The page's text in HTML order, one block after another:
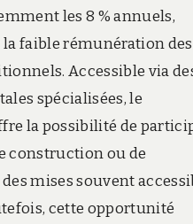
les 8 % annuels,
faible rémunération des
Accessible via
spécialisées, le
la possibilité de
construction ou de
mises souvent
cette opportunité